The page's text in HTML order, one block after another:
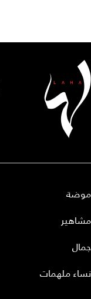
موضة
مشاهير
جمال
نساء ملهمات